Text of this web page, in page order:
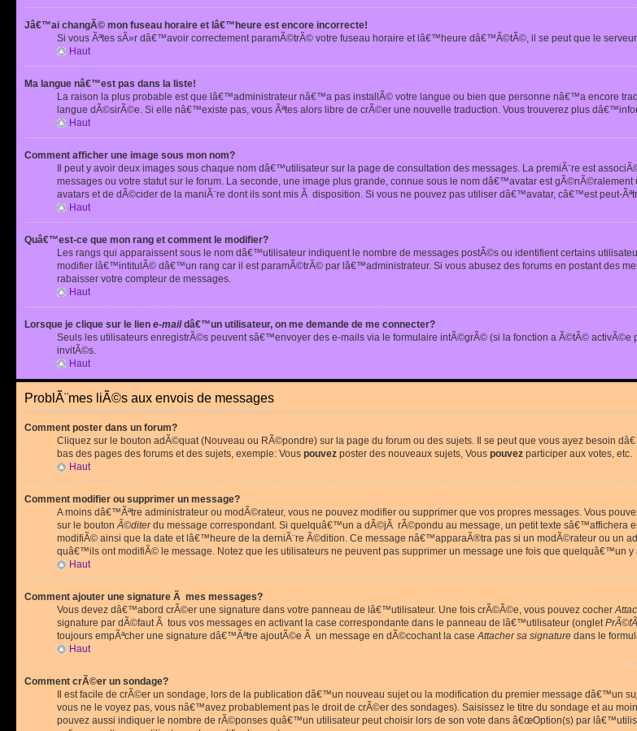
Jâ€™ai changÃ© mon fuseau horaire et lâ€™heure est encore incorrecte!
Si vous Ãªtes sÃ»r dâ€™avoir correctement paramÃ©trÃ© votre fuseau horaire et lâ€™heure dâ€™Ã©tÃ©, il se peut que le
Haut
Ma langue nâ€™est pas dans la liste!
La raison la plus probable est que lâ€™administrateur nâ€™a pas installÃ© votre langue ou bien que personne nâ€™a encore
langue dÃ©sirÃ©e. Si elle nâ€™existe pas, vous Ãªtes alors libre de crÃ©er une nouvelle traduction. Vous trouverez plus
Haut
Comment afficher une image sous mon nom?
Il peut y avoir deux images sous chaque nom dâ€™utilisateur sur la page de consultation des messages. La premiÃ¨re est
messages ou votre statut sur le forum. La seconde, une image plus grande, connue sous le nom dâ€™avatar est
avatars et de dÃ©cider de la maniÃ¨re dont ils sont mis Ã disposition. Si vous ne pouvez pas utiliser dâ€™avatar, câ€™est peut-
Haut
Quâ€™est-ce que mon rang et comment le modifier?
Les rangs qui apparaissent sous le nom dâ€™utilisateur indiquent le nombre de messages postÃ©s ou identifient certains
modifier lâ€™intitulÃ© dâ€™un rang car il est paramÃ©trÃ© par lâ€™administrateur. Si vous abusez des forums en postant des
rabaisser votre compteur de messages.
Haut
Lorsque je clique sur le lien e-maildâ€™un utilisateur, on me demande de me connecter?
Seuls les utilisateurs enregistrÃ©s peuvent sâ€™envoyer des e-mails via le formulaire intÃ©grÃ© (si la fonction a Ã©tÃ©
invitÃ©s.
Haut
ProblÃ¨mes liÃ©s aux envois de messages
Comment poster dans un forum?
Cliquez sur le bouton adÃ©quat (Nouveau ou RÃ©pondre) sur la page du forum ou des sujets. Il se peut que vous ayez besoin
bas des pages des forums et des sujets, exemple: Vous pouvez poster des nouveaux sujets, Vous pouvez participer aux votes, etc.
Haut
Comment modifier ou supprimer un message?
A moins dâ€™Ãªtre administrateur ou modÃ©rateur, vous ne pouvez modifier ou supprimer que vos propres messages. Vous
sur le boutonÃ©diterdu message correspondant. Si quelquâ€™un a dÃ©jÃ rÃ©pondu au message, un petit texte
modifiÃ© ainsi que la date et lâ€™heure de la derniÃ¨re Ã©dition. Ce message nâ€™apparaÃ®tra pas si un modÃ©rateur ou un
quâ€™ils ont modifiÃ© le message. Notez que les utilisateurs ne peuvent pas supprimer un message une fois que quelquâ€™un
Haut
Comment ajouter une signature Ã mes messages?
Vous devez dâ€™abord crÃ©er une signature dans votre panneau de lâ€™utilisateur. Une fois crÃ©Ã©e, vous pouvez cocher
signature par dÃ©faut Ã tous vos messages en activant la case correspondante dans le panneau de lâ€™utilisateur (onglet
toujours empÃªcher une signature dâ€™Ãªtre ajoutÃ©e Ã un message en dÃ©cochant la caseAttacher sa signature dans le
Haut
Comment crÃ©er un sondage?
Il est facile de crÃ©er un sondage, lors de la publication dâ€™un nouveau sujet ou la modification du premier message dâ€™un
vous ne le voyez pas, vous nâ€™avez probablement pas le droit de crÃ©er des sondages). Saisissez le titre du sondage et au
pouvez aussi indiquer le nombre de rÃ©ponses quâ€™un utilisateur peut choisir lors de son vote dans â€œOption(s) par